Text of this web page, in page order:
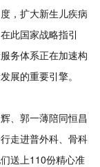
，扩大新生儿疾病
此国家战略指引
务体系正在加速构
展的重要引擎。
、郭一薄陪同恒昌
走进普外科、骨科
送上110份精心准